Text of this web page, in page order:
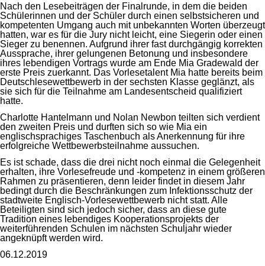
Nach den Lesebeiträgen der Finalrunde, in dem die beiden
Schülerinnen und der Schüler durch einen selbstsicheren und
kompetenten Umgang auch mit unbekannten Worten überzeugt
hatten, war es für die Jury nicht leicht, eine Siegerin oder einen
Sieger zu benennen. Aufgrund ihrer fast durchgängig korrekten
Aussprache, ihrer gelungenen Betonung und insbesondere
ihres lebendigen Vortrags wurde am Ende Mia Gradewald der
erste Preis zuerkannt. Das Vorlesetalent Mia hatte bereits beim
Deutschlesewettbewerb in der sechsten Klasse geglänzt, als
sie sich für die Teilnahme am Landesentscheid qualifiziert
hatte.
Charlotte Hantelmann und Nolan Newbon teilten sich verdient
den zweiten Preis und durften sich so wie Mia ein
englischsprachiges Taschenbuch als Anerkennung für ihre
erfolgreiche Wettbewerbsteilnahme aussuchen.
Es ist schade, dass die drei nicht noch einmal die Gelegenheit
erhalten, ihre Vorlesefreude und -kompetenz in einem größeren
Rahmen zu präsentieren, denn leider findet in diesem Jahr
bedingt durch die Beschränkungen zum Infektionsschutz der
stadtweite Englisch-Vorlesewettbewerb nicht statt. Alle
Beteiligten sind sich jedoch sicher, dass an diese gute
Tradition eines lebendiges Kooperationsprojekts der
weiterführenden Schulen im nächsten Schuljahr wieder
angeknüpft werden wird.
06.12.2019